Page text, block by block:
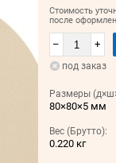
Стоимость
после
– +
под заказ
Размеры
80×80×5 мм
Вес (Брутто):
0.220 кг